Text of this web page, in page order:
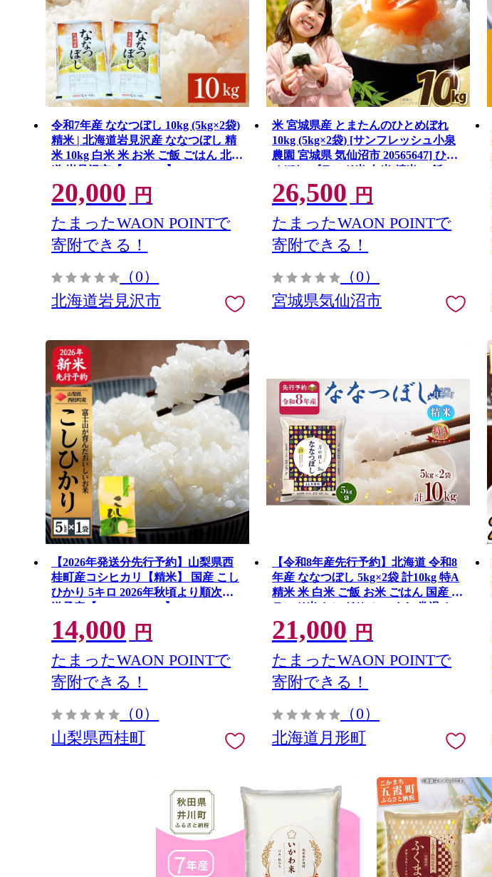
令和7年産 ななつぼし 10kg (5kg×2袋)
精米 | 北海道岩見沢産 ななつぼし 精
米 10kg 白米 米 お米 ご飯 ごはん 北海
道 岩見沢市【a161-001】
20,000 円
たまったWAON POINTで
寄附できる！
（0）
北海道岩見沢市
米 宮城県産 とまたんのひとめぼれ
10kg (5kg×2袋) [サンフレッシュ小泉
農園 宮城県 気仙沼市 20565647] ひと
めぼれ ブランド米 白米 精米 ご飯 ご
はん コメ こめ お米 小分け 家庭用
26,500 円
たまったWAON POINTで
寄附できる！
（0）
宮城県気仙沼市
【2026年発送分先行予約】山梨県西
桂町産コシヒカリ【精米】 国産 こし
ひかり 5キロ 2026年秋頃より順次発
送予定【n0670-05_gou】
14,000 円
たまったWAON POINTで
寄附できる！
（0）
山梨県西桂町
【令和8年産先行予約】北海道 令和8
年産 ななつぼし 5kg×2袋 計10kg 特A
精米 米 白米 ご飯 お米 ごはん 国産 ブ
ランド米 おにぎり ふっくら 常温 お
取り寄せ 産地直送 送料無料 月形
21,000 円
たまったWAON POINTで
寄附できる！
（0）
北海道月形町